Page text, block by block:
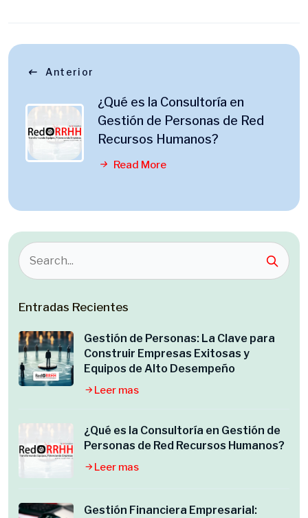
Anterior
¿Qué es la Consultoría en
Gestión de Personas de Red
Recursos Humanos?
Read More
Entradas Recientes
Gestión de Personas: La Clave para
Construir Empresas Exitosas y
Equipos de Alto Desempeño
Leer mas
¿Qué es la Consultoría en Gestión de
Personas de Red Recursos Humanos?
Leer mas
Gestión Financiera Empresarial: